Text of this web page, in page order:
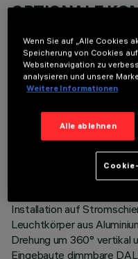
OPTIONALE
TECHNISCHE
Installation auf
Leuchtkörper aus
Drehung um 360° vertikal
Eingebaute dimmbare
Wenn Sie auf „Alle Cookies
Speicherung von Cookies
Websitenavigation zu
analysieren und unsere
Weitere Informationen
Alle ablehnen